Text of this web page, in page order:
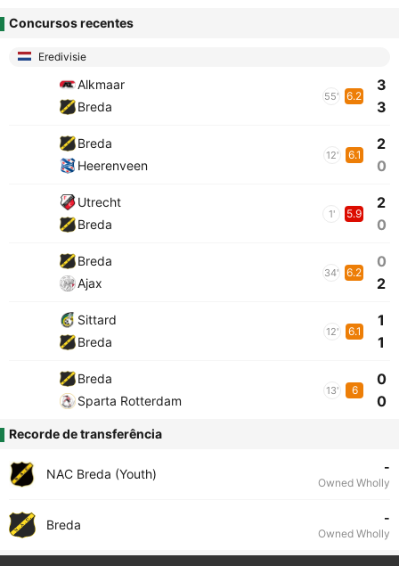
Concursos recentes
Eredivisie
Alkmaar
Breda
55' 6.2
3
3
Breda
Heerenveen
12' 6.1
2
0
Utrecht
Breda
1' 5.9
2
0
Breda
Ajax
34' 6.2
0
2
Sittard
Breda
12' 6.1
1
1
Breda
Sparta Rotterdam
13' 6
0
0
Recorde de transferência
NAC Breda (Youth) -
Owned Wholly
Breda -
Owned Wholly